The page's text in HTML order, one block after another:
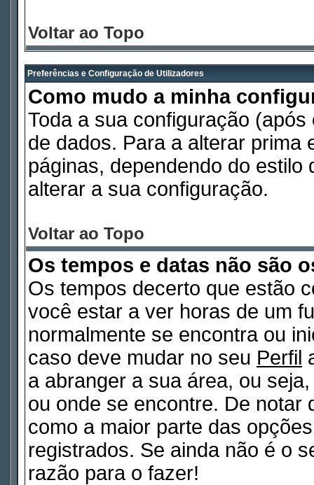
Voltar ao Topo
Preferências e Configuração de Utilizadores
Como mudo a minha
Toda a sua configuração
de dados. Para a alterar prima
páginas, dependendo do estilo
alterar a sua configuração.
Voltar ao Topo
Os tempos e datas não são
Os tempos decerto que estão
você estar a ver horas de um
normalmente se encontra ou
caso deve mudar no seu Perfil
a abranger a sua área, ou
ou onde se encontre. De notar
como a maior parte das
registrados. Se ainda não é o
razão para o fazer!